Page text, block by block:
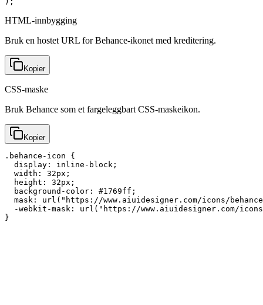
HTML-innbygging
Bruk en hostet URL for Behance-ikonet med kreditering.
Kopier
CSS-maske
Bruk Behance som et fargeleggbart CSS-maskeikon.
Kopier
.behance-icon {
  display: inline-block;
  width: 32px;
  height: 32px;
  background-color: #1769ff;
mask: url("https://www.aiuidesigner.com/icons/
-webkit-mask: url("https://www.aiuidesigner.com/
}